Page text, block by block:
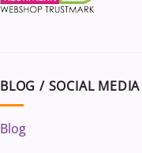
BLOG / SOCIAL MEDIA
Blog